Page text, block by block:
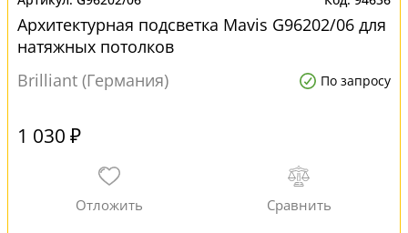
Архитектурная подсветка Mavis G96202/06 для
натяжных потолков
Brilliant (Германия)
По запросу
1 030 ₽